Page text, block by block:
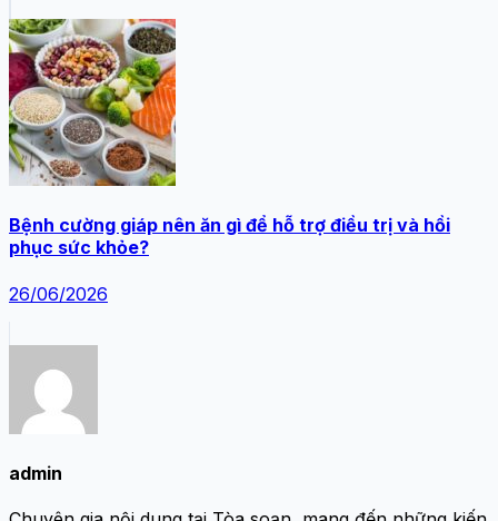
Bệnh cường giáp nên ăn gì để hỗ trợ điều trị và hồi
phục sức khỏe?
26/06/2026
admin